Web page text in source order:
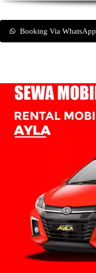
Booking Via WhatsApp